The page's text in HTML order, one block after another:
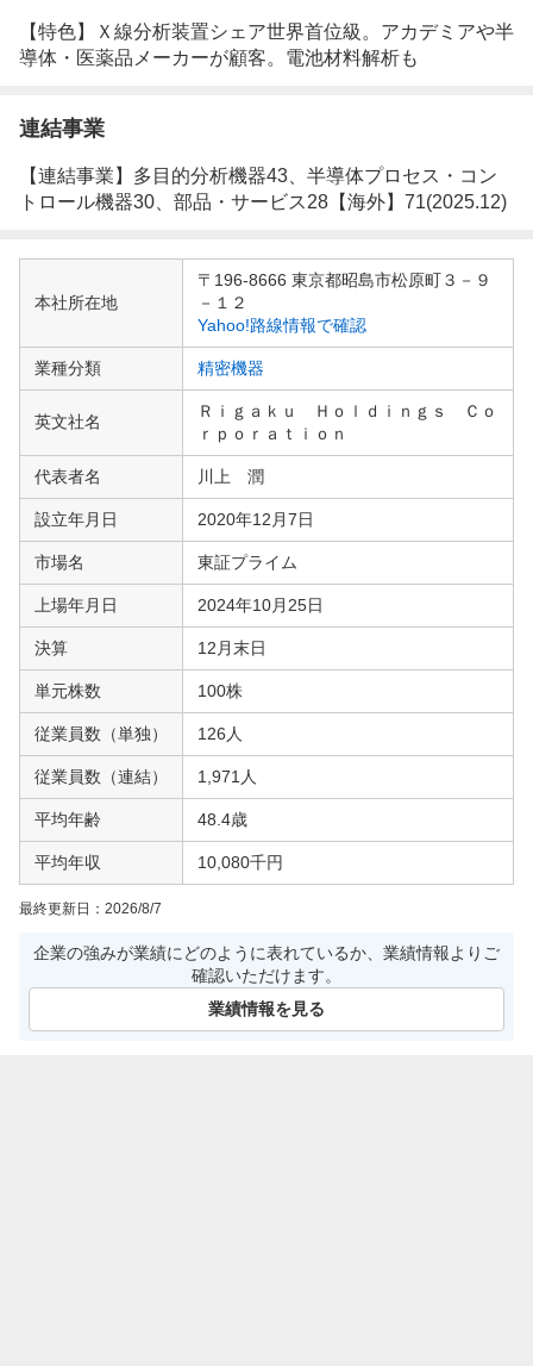
【特色】Ｘ線分析装置シェア世界首位級。アカデミアや半
導体・医薬品メーカーが顧客。電池材料解析も
連結事業
【連結事業】多目的分析機器43、半導体プロセス・コン
トロール機器30、部品・サービス28【海外】71(2025.12)
企
情本社所在地
〒196-8666 東京都昭島市松原町３－９
－１２
Yahoo!路線情報で確認
業種分類 精密機器
英文社名
Ｒｉｇａｋｕ Ｈｏｌｄｉｎｇｓ Ｃｏ
ｒｐｏｒａｔｉｏｎ
代表者名 川上 潤
設立年月日 2020年12月7日
市場名 東証プライム
上場年月日 2024年10月25日
決算 12月末日
単元株数 100株
従業員数（単独） 126人
従業員数（連結） 1,971人
平均年齢 48.4歳
平均年収 10,080千円
最終更新日： 2026/8/7
企業の強みが業績にどのように表れているか、業績情報よりご
確認いただけます。
業績情報を見る